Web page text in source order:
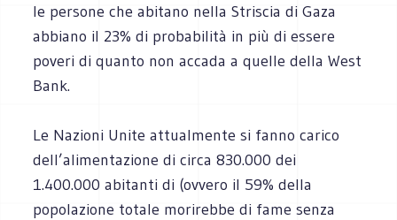
le persone che abitano nella Striscia di Gaza
abbiano il 23% di probabilità in più di essere
poveri di quanto non accada a quelle della West
Bank.
Le Nazioni Unite attualmente si fanno carico
dell’alimentazione di circa 830.000 dei
1.400.000 abitanti di (ovvero il 59% della
popolazione totale morirebbe di fame senza